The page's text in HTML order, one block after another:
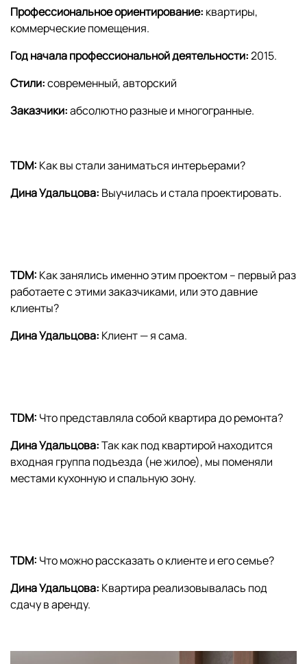
Профессиональное ориентирование: квартиры,
коммерческие помещения.
Год начала профессиональной деятельности:2015.
Стили:современный, авторский
Заказчики:абсолютно разные и многогранные.
TDM: Как вы стали заниматься интерьерами?
Дина Удальцова: Выучилась и стала проектировать.
TDM: Как занялись именно этим проектом – первый раз
работаете с этими заказчиками, или это давние
клиенты?
Дина Удальцова: Клиент — я сама.
TDM: Что представляла собой квартира до ремонта?
Дина Удальцова:Так как под квартирой находится
входная группа подъезда (не жилое), мы поменяли
местами кухонную и спальную зону.
TDM: Что можно рассказать о клиенте и его семье?
Дина Удальцова: Квартира реализовывалась под
сдачу в аренду.